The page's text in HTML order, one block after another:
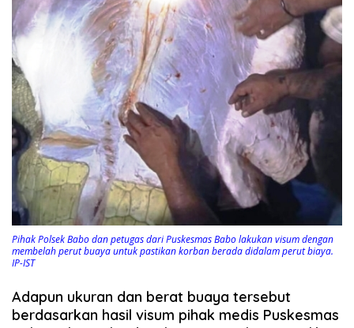
Pihak Polsek Babo dan petugas dari Puskesmas Babo lakukan visum dengan
membelah perut buaya untuk pastikan korban berada didalam perut biaya.
IP-IST
Adapun ukuran dan berat buaya tersebut
berdasarkan hasil visum pihak medis Puskesmas